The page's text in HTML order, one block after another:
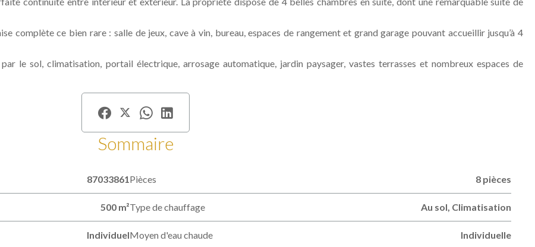
complète ce bien rare : salle de jeux, cave à vin, bureau, espaces de rangement et grand garage pouvant accueillir jusqu’à 4
le sol, climatisation, portail électrique, arrosage automatique, jardin paysager, vastes terrasses et nombreux espaces de
Sommaire
87033861Pièces 8 pièces
500 m²Type de chauffage Au sol, Climatisation
IndividuelMoyen d'eau chaude Individuelle